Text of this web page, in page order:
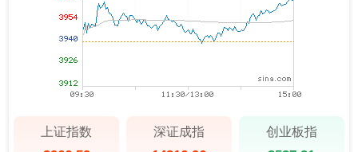
上证指数 深证成指 创业板指